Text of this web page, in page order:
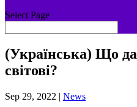
Select Page
(Українська) Що
світові?
Sep 29, 2022 | News